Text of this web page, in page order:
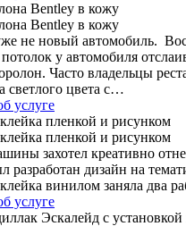
Bentley в кожу
Bentley в кожу
не новый автомобиль.
у автомобиля
Часто владельцы
светлого цвета с…
услуге
пленкой и рисунком
пленкой и рисунком
захотел креативно
дизайн на
винилом заняла два
услуге
Эскалейд с